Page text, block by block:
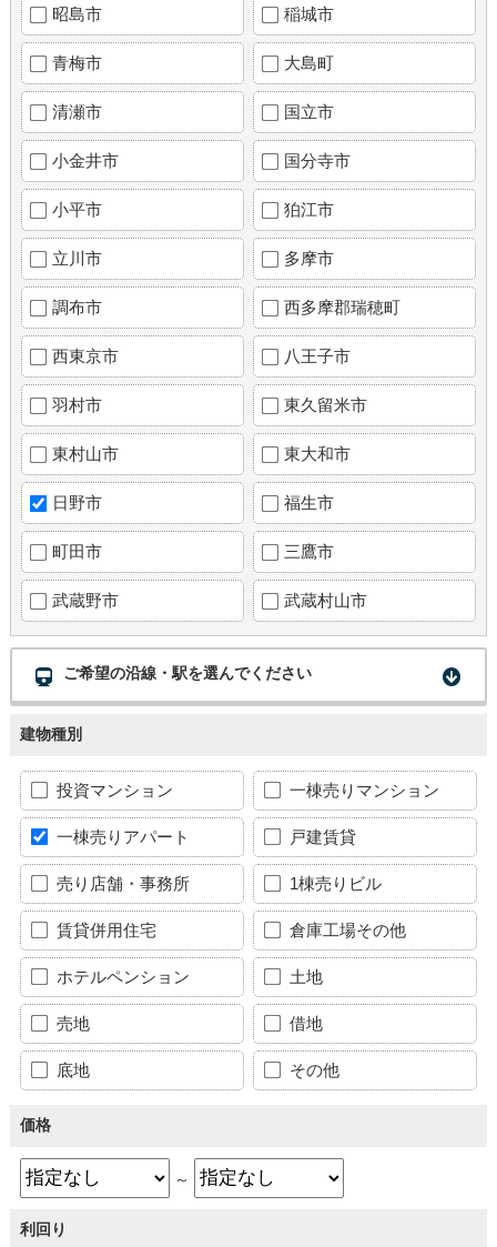
昭島市 稲城市
青梅市 大島町
清瀬市 国立市
小金井市 国分寺市
小平市 狛江市
立川市 多摩市
調布市 西多摩郡瑞穂町
西東京市 八王子市
羽村市 東久留米市
東村山市 東大和市
日野市 福生市
町田市 三鷹市
武蔵野市 武蔵村山市
ご希望の沿線・駅を選んでください
建物種別
投資マンション 一棟売りマンション
一棟売りアパート 戸建賃貸
売り店舗・事務所 1棟売りビル
賃貸併用住宅 倉庫工場その他
ホテルペンション 土地
売地 借地
底地 その他
価格
～
利回り